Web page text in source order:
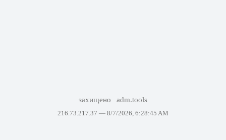
захищено adm.tools
216.73.217.37 — 8/7/2026, 6:28:45 AM